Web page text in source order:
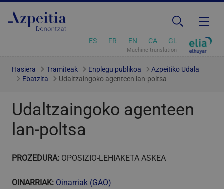
ES FR EN CA GL
Machine translation
Hasiera Tramiteak Enplegu publikoa
Azpeitiko Udala
Ebatzita
Udaltzaingoko agenteen lan-poltsa
Udaltzaingoko agenteen
lan-poltsa
PROZEDURA: OPOSIZIO-LEHIAKETA ASKEA
OINARRIAK: Oinarriak (GAO)